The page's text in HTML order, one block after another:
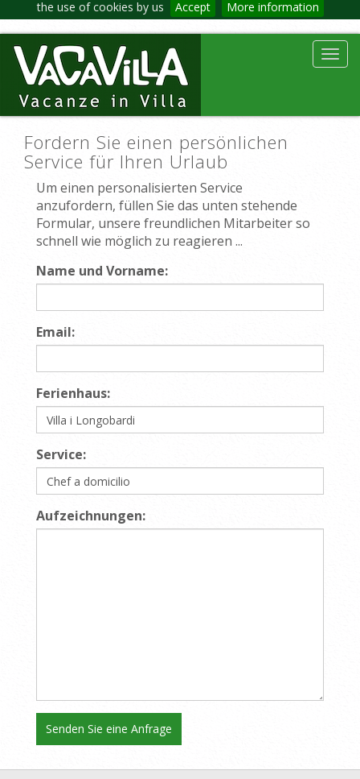
the use of cookies by us Accept More information
Fordern Sie einen persönlichen
Service für Ihren Urlaub
Um einen personalisierten Service
anzufordern, füllen Sie das unten stehende
Formular, unsere freundlichen Mitarbeiter so
schnell wie möglich zu reagieren ...
Name und Vorname:
Email:
Ferienhaus:
Service:
Aufzeichnungen: